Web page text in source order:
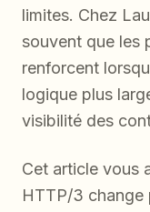
limites. Chez
souvent que les
renforcent
logique plus
visibilité des
Cet article vous
HTTP/3 change